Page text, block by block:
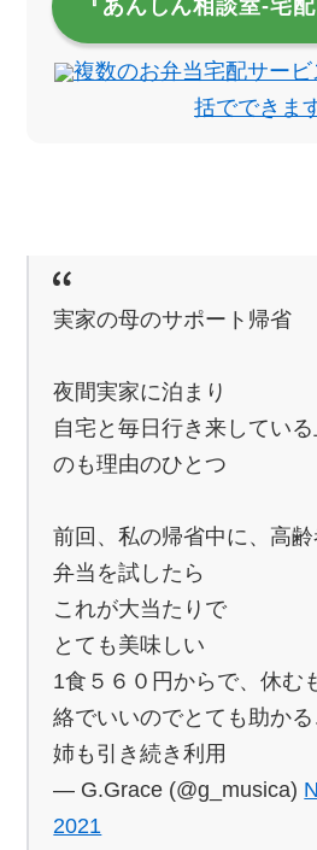
『あんしん相談室‐宅
複数のお弁当宅配サー
括でできま
実家の母のサポート帰省
夜間実家に泊まり
自宅と毎日行き来してい
のも理由のひとつ
前回、私の帰省中に、高
弁当を試したら
これが大当たりで
とても美味しい
1食５６０円からで、休む
絡でいいのでとても助か
姉も引き続き利用
— G.Grace (@g_musica)
2021